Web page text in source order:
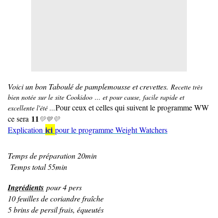
Voici un bon Taboulé de pamplemousse et crevettes. Recette très
bien notée sur le site Cookidoo ... et pour cause, facile rapide et
excellente l'été ...Pour ceux et celles qui suivent le programme WW
ce sera 11💚💙💜
Explication ici pour le programme Weight Watchers
Temps de préparation 20min
Temps total 55min
Ingrédients pour 4 pers
10 feuilles de coriandre fraîche
5 brins de persil frais, équeutés